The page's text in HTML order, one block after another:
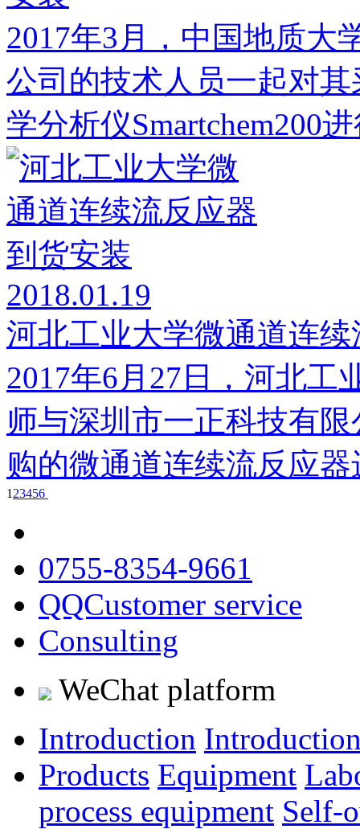
2017年3月，中国地质大
公司的技术人员一起对
学分析仪Smartchem200
2018.01.19
河北工业大学微通道连
2017年6月27日，河北工
师与深圳市一正科技有
购的微通道连续流反应
1 23456
0755-8354-9661
QQCustomer service
Consulting
WeChat platform
Introduction
Products Equipment
process equipment Self-